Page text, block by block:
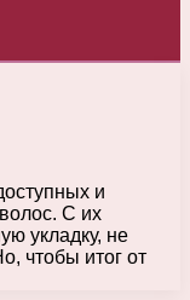
и
С их
укладку, не
чтобы итог от